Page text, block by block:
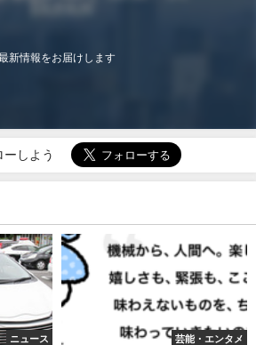
新情報をお届けします
ーしよう
ニュース 芸能・エンタメ